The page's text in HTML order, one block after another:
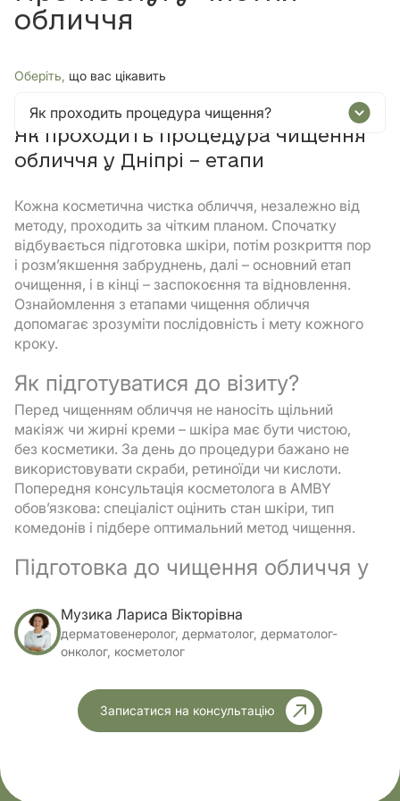
обличчя
Оберіть, що вас цікавить
Як проходить процедура чищення?
Як проходить процедура чищення
обличчя у Дніпрі – етапи
Кожна косметична чистка обличчя, незалежно від
методу, проходить за чітким планом. Спочатку
відбувається підготовка шкіри, потім розкриття пор
і розм’якшення забруднень, далі – основний етап
очищення, і в кінці – заспокоєння та відновлення.
Ознайомлення з етапами чищення обличчя
допомагає зрозуміти послідовність і мету кожного
кроку.
Як підготуватися до візиту?
Перед чищенням обличчя не наносіть щільний
макіяж чи жирні креми – шкіра має бути чистою,
без косметики. За день до процедури бажано не
використовувати скраби, ретиноїди чи кислоти.
Попередня консультація косметолога в AMBY
обов’язкова: спеціаліст оцінить стан шкіри, тип
комедонів і підбере оптимальний метод чищення.
Підготовка до чищення обличчя у
Перший етап – демакіяж, коли з поверхні обличчя
знімаються залишки косметики, себуму й пилу.
обличчя професійним засобом, який не
порушує природний баланс. Завершує підготовку
антисептична обробка – вона усуває бактерії й
Музика Лариса Вікторівна
дерматовенеролог, дерматолог, дерматолог-
онколог, косметолог
Записатися на консультацію